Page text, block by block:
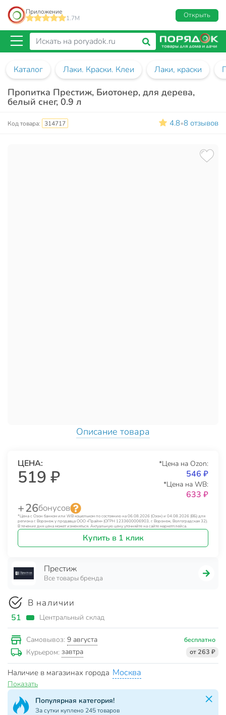
Приложение
1.7M
Открыть
Каталог Лаки. Краски. Клеи Лаки, краски
Пропитка Престиж, Биотонер, для дерева,
белый снег, 0.9 л
Код товара: 314717 4.8•8 отзывов
Описание товара
ЦЕНА:
519 ₽
*Цена на Ozon:
546 ₽
*Цена на WB:
633 ₽
+ 26бонусов
*Цена с Озон банком или WB кошельком по состоянию на 06.08.2026 (Озон) и 04.08.2026 (ВБ) для
региона г. Воронеж у продавца ООО «Прайм» (ОГРН 1233600006903, г. Воронеж, Волгоградская 32).
В течение дня цена может изменяться. Актуальную цену уточняйте на сайте маркетплейса.
Купить в 1 клик
Престиж
Все товары бренда
В наличии
51 Центральный склад
Самовывоз: 9 августа бесплатно
Курьером: завтра от 263 ₽
Наличие в магазинах города Москва
Показать
Популярная категория!
За сутки куплено 245 товаров